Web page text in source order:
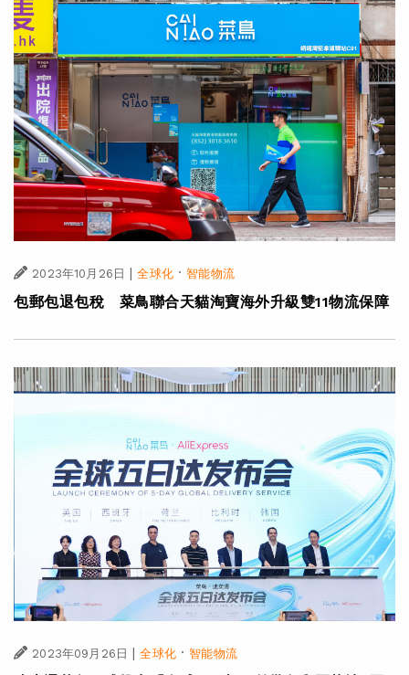
2023年10月26日 | 全球化·智能物流
包郵包退包稅 菜鳥聯合天貓淘寶海外升級雙11物流保障
2023年09月26日 | 全球化·智能物流